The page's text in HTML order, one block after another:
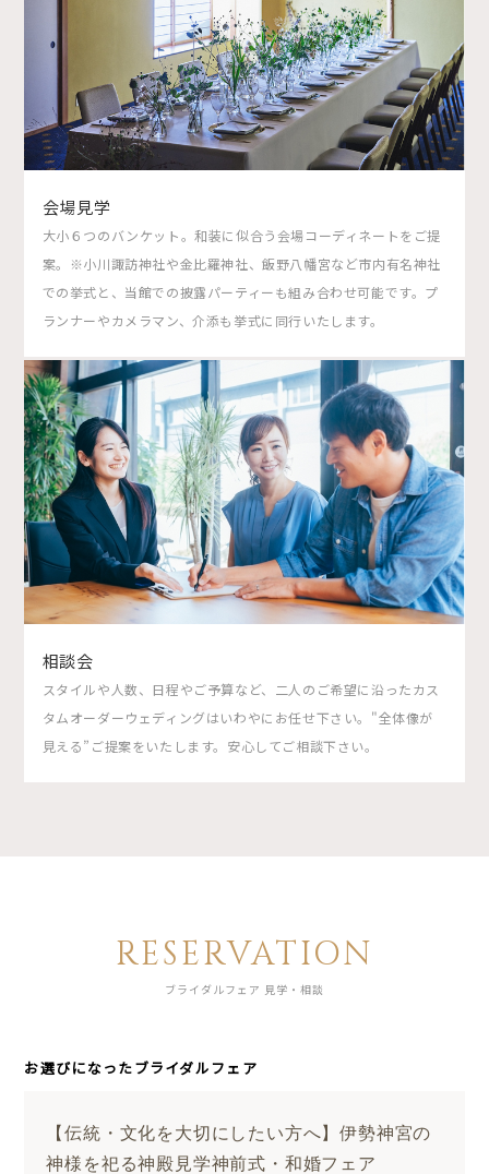
会場見学
大小６つのバンケット。和装に似合う会場コーディネートをご提
案。※小川諏訪神社や金比羅神社、飯野八幡宮など市内有名神社
での挙式と、当館での披露パーティーも組み合わせ可能です。プ
ランナーやカメラマン、介添も挙式に同行いたします。
相談会
スタイルや人数、日程やご予算など、二人のご希望に沿ったカス
タムオーダーウェディングはいわやにお任せ下さい。"全体像が
見える”ご提案をいたします。安心してご相談下さい。
RESERVATION
ブライダルフェア 見学・相談
お選びになったブライダルフェア
【伝統・文化を大切にしたい方へ】伊勢神宮の
神様を祀る神殿見学神前式・和婚フェア